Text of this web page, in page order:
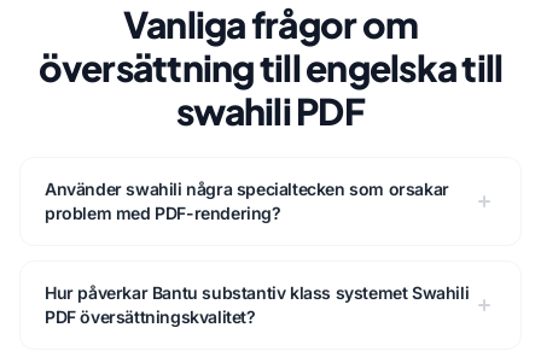
Vanliga frågor om
översättning till engelska till
swahili PDF
Använder swahili några specialtecken som orsakar
problem med PDF-rendering?
Hur påverkar Bantu substantiv klass systemet Swahili
PDF översättningskvalitet?